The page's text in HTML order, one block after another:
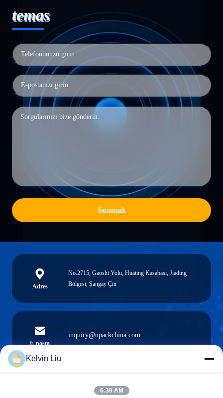
temas
Sunmak
Adres
No.2715, Gaoshi Yolu, Huating Kasabası, Jiading
Bölgesi, Şangay Çin
E-posta
inquiry@npackchina.com
0086-21-66035560
Kelvin Liu
6:30 AM